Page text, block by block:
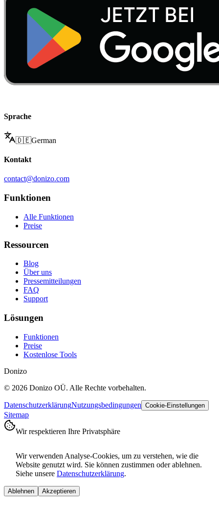
Sprache
🇩🇪German
Kontakt
contact@donizo.com
Funktionen
Alle Funktionen
Preise
Ressourcen
Blog
Über uns
Pressemitteilungen
FAQ
Support
Lösungen
Funktionen
Preise
Kostenlose Tools
Donizo
© 2026 Donizo OÜ. Alle Rechte vorbehalten.
DatenschutzerklärungNutzungsbedingungen Cookie-Einstellungen
Sitemap
Wir respektieren Ihre Privatsphäre
Wir verwenden Analyse-Cookies, um zu verstehen, wie die
Website genutzt wird. Sie können zustimmen oder ablehnen.
Siehe unsere Datenschutzerklärung.
Ablehnen Akzeptieren